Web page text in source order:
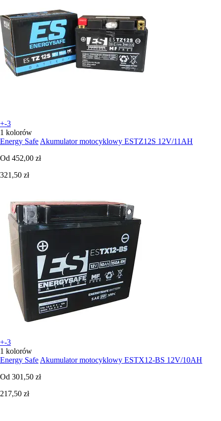
+-3
1 kolorów
Energy Safe Akumulator motocyklowy ESTZ12S 12V/11AH
Od 452,00 zł
321,50 zł
+-3
1 kolorów
Energy Safe Akumulator motocyklowy ESTX12-BS 12V/10AH
Od 301,50 zł
217,50 zł